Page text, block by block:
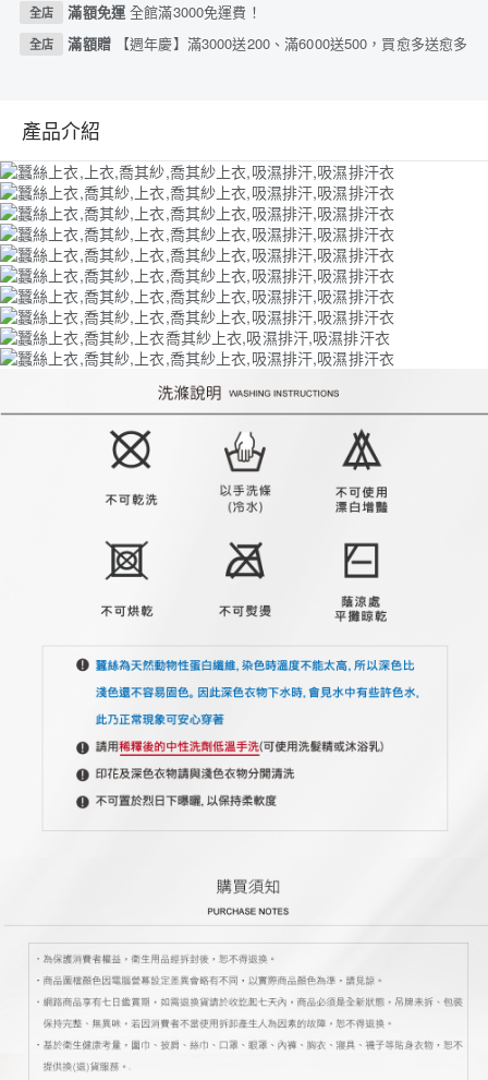
全店 滿額免運全館滿3000免運費！
全店 滿額贈 【週年慶】滿3000送200、滿6000送500，買愈多送愈多
產品介紹